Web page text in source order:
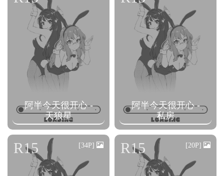
阿半今天很开心 -
天狼星
阿半今天很开心 -
私房
R15 [34P] R15 [20P]